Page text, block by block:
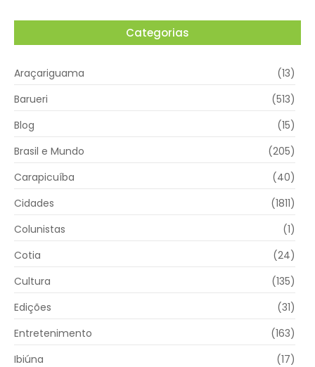
Categorias
Araçariguama
(13)
Barueri
(513)
Blog
(15)
Brasil e Mundo
(205)
Carapicuíba
(40)
Cidades
(1811)
Colunistas
(1)
Cotia
(24)
Cultura
(135)
Edições
(31)
Entretenimento
(163)
Ibiúna
(17)